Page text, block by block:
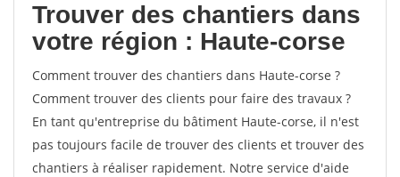
Trouver des chantiers dans
votre région : Haute-corse
Comment trouver des chantiers dans Haute-corse ?
Comment trouver des clients pour faire des travaux ?
En tant qu'entreprise du bâtiment Haute-corse, il n'est
pas toujours facile de trouver des clients et trouver des
chantiers à réaliser rapidement. Notre service d'aide